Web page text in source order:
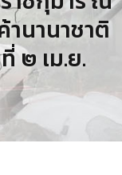
นานาชาติ
๒ เม.ย.